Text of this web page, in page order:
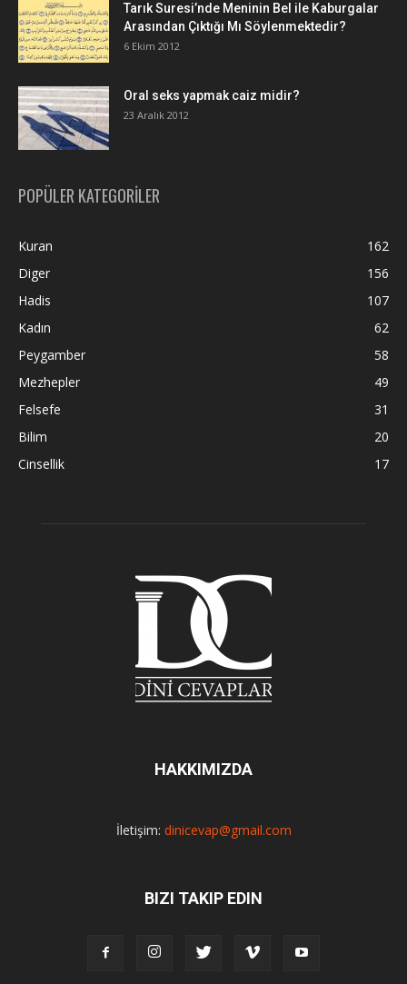
Tarık Suresi’nde Meninin Bel ile Kaburgalar
Arasından Çıktığı Mı Söylenmektedir?
6 Ekim 2012
Oral seks yapmak caiz midir?
23 Aralık 2012
POPÜLER KATEGORİLER
Kuran
162
Diger
156
Hadis
107
Kadın
62
Peygamber
58
Mezhepler
49
Felsefe
31
Bilim
20
Cinsellik
17
HAKKIMIZDA
İletişim: dinicevap@gmail.com
BIZI TAKIP EDIN